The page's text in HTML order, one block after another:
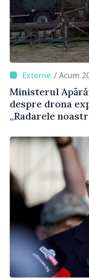
/ Acum
Ministerul
despre drona
„Radarele